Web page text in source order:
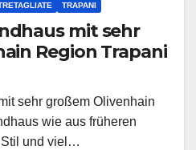
TRAPANI
mit sehr
Region Trapani
sehr großem Olivenhain
wie aus früheren
Stil und viel…